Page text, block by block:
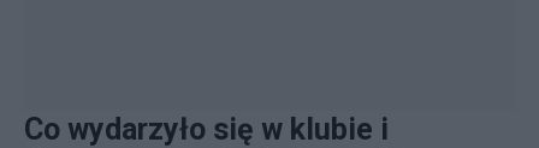
Co wydarzyło się w klubie i